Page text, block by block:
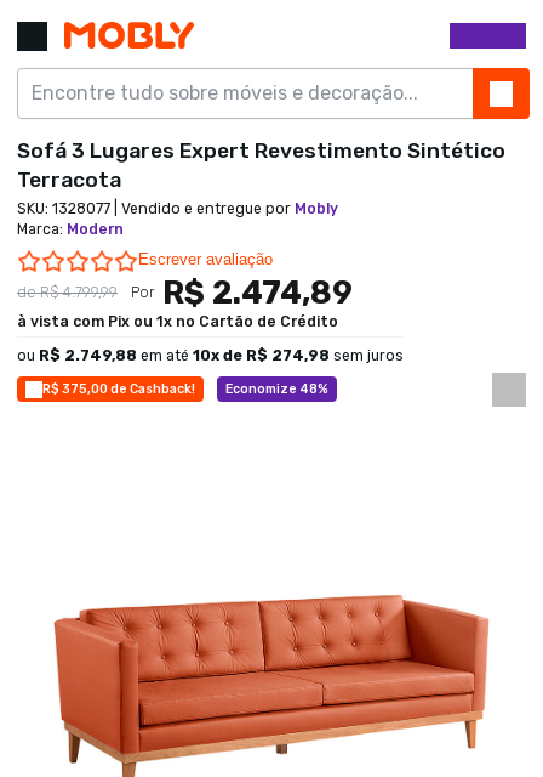
R$ 375,00 de Cashback! Economize 48%
Sofá 3 Lugares Expert Revestimento Sintético
Terracota
SKU: 1328077 | Vendido e entregue por Mobly
Marca: Modern
0.0 star rating
Escrever avaliação
deR$ 4.799,99 Por R$ 2.474,89
à vista com Pix ou 1x no Cartão de Crédito
ou R$ 2.749,88 em até 10x de R$ 274,98 sem juros